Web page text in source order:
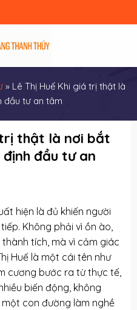
» Lê Thị Huế Khi giá trị thật là
đầu tư an tâm
trị thật là nơi bắt
đầu tư an
hiện là đủ khiến người
Không phải vì ồn ào,
tích, mà vì cảm giác
Huế là một cái tên như
cương bước ra từ thực tế,
biến động, không
con đường làm nghề